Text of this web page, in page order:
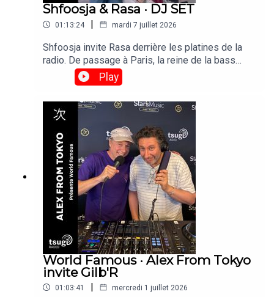
Shfoosja & Rasa · DJ SET
01:13:24 | mardi 7 juillet 2026
Shfoosja invite Rasa derrière les platines de la
radio. De passage à Paris, la reine de la bass
music de Bangalore, s'impose comme l'une des
DJ indiennes les plus en vue à l'international.
Play
World Famous · Alex From Tokyo
invite Gilb'R
01:03:41 | mercredi 1 juillet 2026